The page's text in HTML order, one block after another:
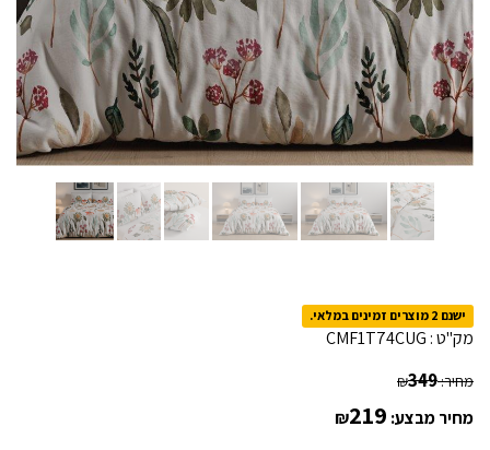
ישנם 2 מוצרים זמינים במלאי.
מק"ט : CMF1T74CUG
מחיר: ₪349
מחיר מבצע: ₪219